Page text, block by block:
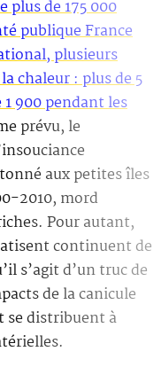
plus de 175 000
publique France
plusieurs
chaleur : plus de 5
900 pendant les
prévu, le
aux petites îles
2010, mord
Pour autant,
continuent de
s’agit d’un truc de
de la canicule
se distribuent à